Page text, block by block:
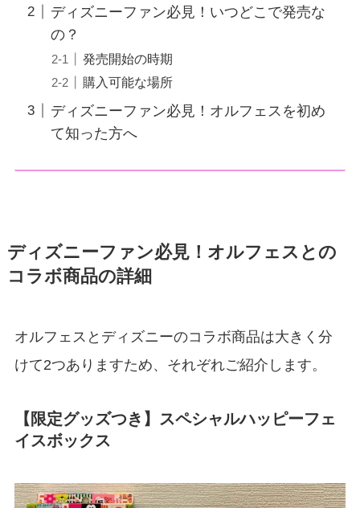
ディズニーファン必見！いつどこで発売な
の？
発売開始の時期
購入可能な場所
ディズニーファン必見！オルフェスを初め
て知った方へ
ディズニーファン必見！オルフェスとの
コラボ商品の詳細
オルフェスとディズニーのコラボ商品は大きく分
けて2つありますため、それぞれご紹介します。
【限定グッズつき】スペシャルハッピーフェ
イスボックス